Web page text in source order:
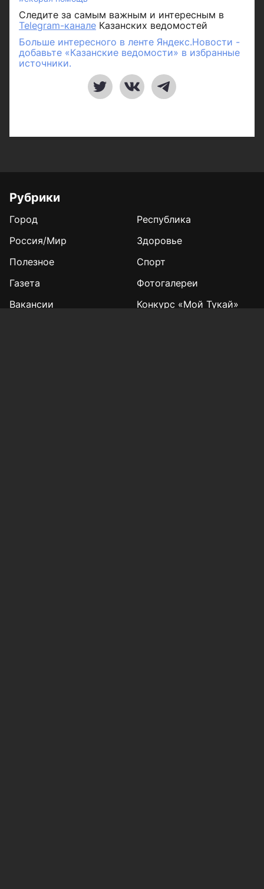
Следите за самым важным и интересным в
Telegram-канале Казанских ведомостей
Больше интересного в ленте Яндекс.Новости -
добавьте «Казанские ведомости» в избранные
источники.
Рубрики
Город
Республика
Россия/Мир
Здоровье
Полезное
Спорт
Газета
Фотогалереи
Вакансии
Конкурс «Мой Тукай»